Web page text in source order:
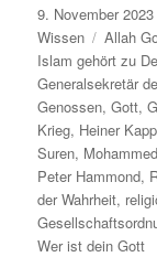
Veröffentlicht
am
9. November 2023
Wissen
Allah
Islam gehört zu
Generalsekretär
Genossen,Gott,
Krieg, Heiner
Suren, Mohammed
Peter Hammond,
der Wahrheit,
Wer ist dein Gott